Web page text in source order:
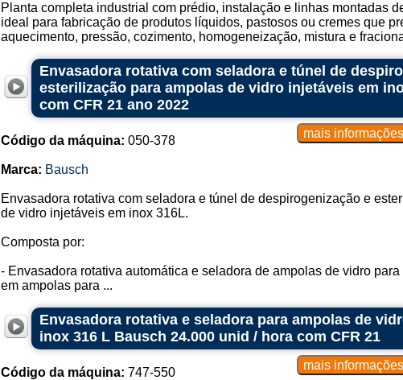
Planta completa industrial com prédio, instalação e linhas montadas
ideal para fabricação de produtos líquidos, pastosos ou cremes que
aquecimento, pressão, cozimento, homogeneização, mistura e
Envasadora rotativa com seladora e túnel de
esterilização para ampolas de vidro injetáveis em
com CFR 21 ano 2022
Código da máquina: 050-378
Marca: Bausch
Envasadora rotativa com seladora e túnel de despirogenização e
de vidro injetáveis em inox 316L.
Composta por:
- Envasadora rotativa automática e seladora de ampolas de vidro
em ampolas para ...
Envasadora rotativa e seladora para ampolas de
inox 316 L Bausch 24.000 unid / hora com CFR 21
Código da máquina: 747-550